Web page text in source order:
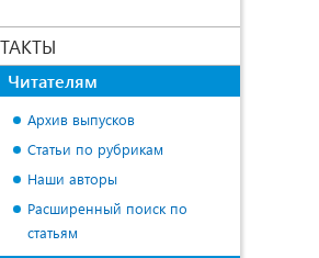
Читателям
Архив выпусков
Статьи по рубрикам
Наши авторы
Расширенный поиск по
статьям